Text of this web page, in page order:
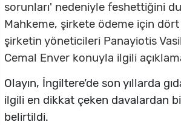
sorunları' nedeniyle feshettiğini
Mahkeme, şirkete ödeme için dört
şirketin yöneticileri Panayiotis
Cemal Enver konuyla ilgili
Olayın, İngiltere’de son yıllarda
ilgili en dikkat çeken davalardan
belirtildi.